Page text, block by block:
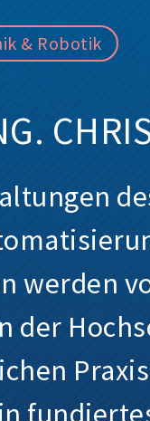
& Robotik
werden
der